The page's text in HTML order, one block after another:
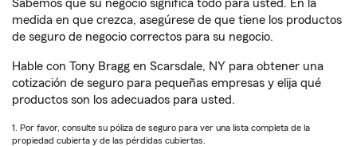
Sabemos que su negocio significa todo para usted. En la
medida en que crezca, asegúrese de que tiene los productos
de seguro de negocio correctos para su negocio.
Hable con Tony Bragg en Scarsdale, NY para obtener una
cotización de seguro para pequeñas empresas y elija qué
productos son los adecuados para usted.
1. Por favor, consulte su póliza de seguro para ver una lista completa de la
propiedad cubierta y de las pérdidas cubiertas.